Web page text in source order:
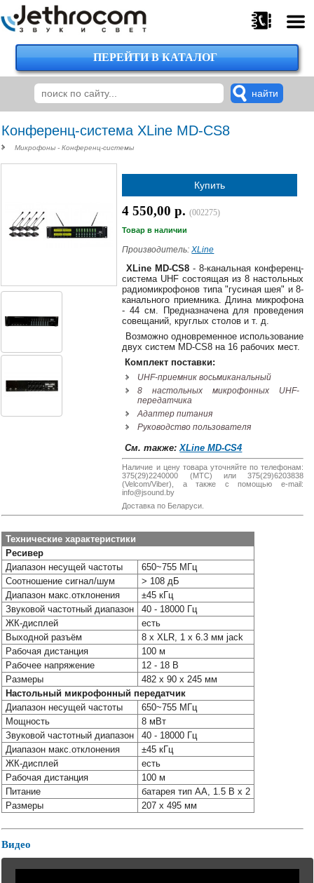
375
224-
00-
375
29
620-
38-
38
8
38-
jsound.by
jsoundby
в
соцсетях:
ПЕРЕЙТИ В КАТАЛОГ
Конференц-система XLine MD-CS8
Микрофоны - Конференц-системы
Купить
4 550,00 р.(002275)
Товар в наличии
Производитель:XLine
XLine MD-CS8- 8-канальная конференц-
система UHF состоящая из 8 настольных
радиомикрофонов типа "гусиная шея" и 8-
канального приемника. Длина микрофона
- 44 см. Предназначена для проведения
совещаний, круглых столов и т. д.
Возможно одновременное использование
двух систем MD-CS8 на 16 рабочих мест.
Комплект поставки:
UHF-приемник восьмиканальный
8 настольных микрофонных UHF-
передатчика
Адаптер питания
Руководство пользователя
См. также:XLine MD-CS4
Наличие и цену товара уточняйте по телефонам:
375(29)2240000 (МТС) или 375(29)6203838
(Velcom/Viber), а также с помощью e-mail:
info@jsound.by
Доставка по Беларуси.
Технические характеристики
Ресивер
Диапазон несущей частоты
650~755 МГц
Соотношение сигнал/шум
> 108 дБ
Диапазон макс.отклонения
±45 кГц
Звуковой частотный диапазон
40 - 18000 Гц
ЖК-дисплей
есть
Выходной разъём
8 х XLR, 1 x 6.3 мм jack
Рабочая дистанция
100 м
Рабочее напряжение
12 - 18 В
Размеры
482 х 90 х 245 мм
Настольный микрофонный передатчик
Диапазон несущей частоты
650~755 МГц
Мощность
8 мВт
Звуковой частотный диапазон
40 - 18000 Гц
Диапазон макс.отклонения
±45 кГц
ЖК-дисплей
есть
Рабочая дистанция
100 м
Питание
батарея тип AA, 1.5 В x 2
Размеры
207 х 495 мм
Видео